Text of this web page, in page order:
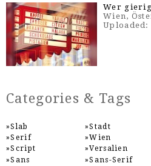
Wer
Wien,
Uploaded:
Categories & Tags
Slab
Serif
Script
Sans
Stadt
Wien
Versalien
Sans-Serif